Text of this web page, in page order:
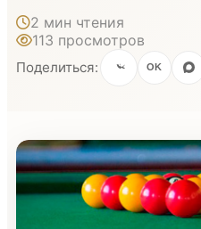
2 мин чтения
113 просмотров
Поделиться: OK